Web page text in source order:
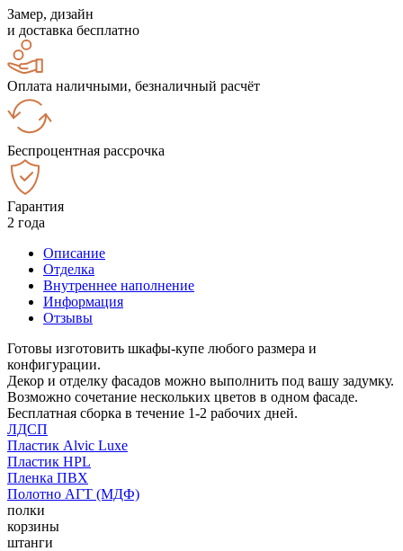
Замер, дизайн
и доставка бесплатно
Оплата наличными, безналичный расчёт
Беспроцентная рассрочка
Гарантия
2 года
Описание
Отделка
Внутреннее наполнение
Информация
Отзывы
Готовы изготовить шкафы-купе любого размера и
конфигурации.
Декор и отделку фасадов можно выполнить под вашу задумку.
Возможно сочетание нескольких цветов в одном фасаде.
Бесплатная сборка в течение 1-2 рабочих дней.
ЛДСП
Пластик Alvic Luxe
Пластик HPL
Пленка ПВХ
Полотно АГТ (МДФ)
полки
корзины
штанги